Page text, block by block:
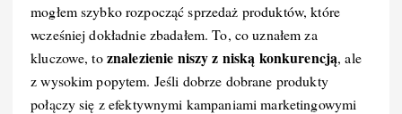
mogłem szybko rozpocząć sprzedaż produktów, które
wcześniej dokładnie zbadałem. To, co uznałem za
kluczowe, toznalezienie niszy z niską konkurencją, ale
z wysokim popytem. Jeśli dobrze dobrane produkty
połączy się z efektywnymi kampaniami marketingowymi